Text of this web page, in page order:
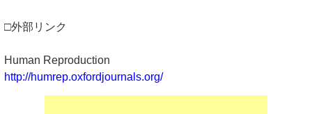
□外部リンク
Human Reproduction
http://humrep.oxfordjournals.org/